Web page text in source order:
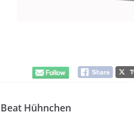
Hühnchen